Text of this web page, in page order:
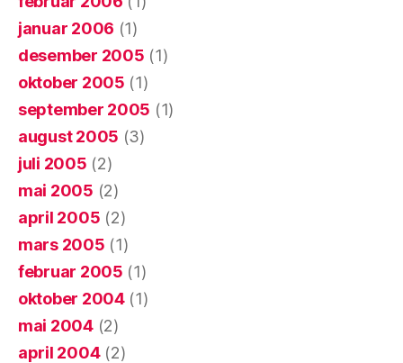
januar 2006 (1)
desember 2005 (1)
oktober 2005 (1)
september 2005 (1)
august 2005 (3)
juli 2005 (2)
mai 2005 (2)
april 2005 (2)
mars 2005 (1)
februar 2005 (1)
oktober 2004(1)
mai 2004(2)
april 2004(2)